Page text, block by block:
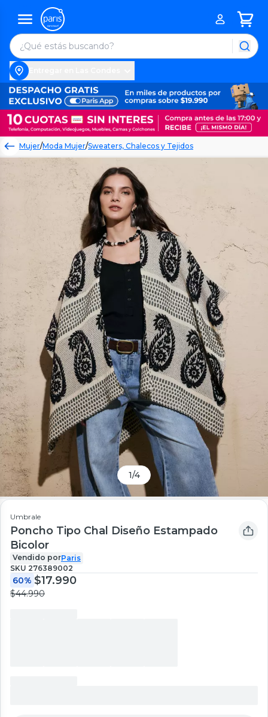
Mujer/Moda Mujer/Sweaters, Chalecos y Tejidos
1/4
Umbrale
Poncho Tipo Chal Diseño Estampado
Bicolor
Vendido porParis
SKU 276389002
60% $17.990
$44.990